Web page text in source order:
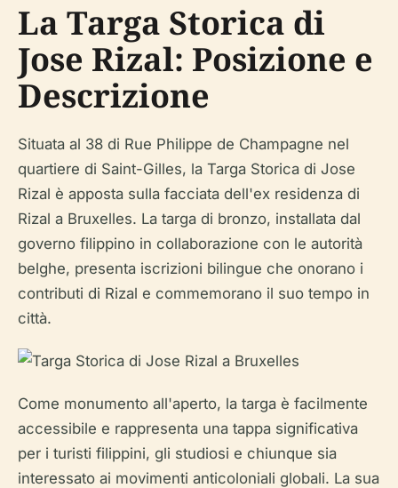
La Targa Storica di
Jose Rizal: Posizione e
Descrizione
Situata al 38 di Rue Philippe de Champagne nel
quartiere di Saint-Gilles, la Targa Storica di Jose
Rizal è apposta sulla facciata dell'ex residenza di
Rizal a Bruxelles. La targa di bronzo, installata dal
governo filippino in collaborazione con le autorità
belghe, presenta iscrizioni bilingue che onorano i
contributi di Rizal e commemorano il suo tempo in
città.
Come monumento all'aperto, la targa è facilmente
accessibile e rappresenta una tappa significativa
per i turisti filippini, gli studiosi e chiunque sia
interessato ai movimenti anticoloniali globali. La sua